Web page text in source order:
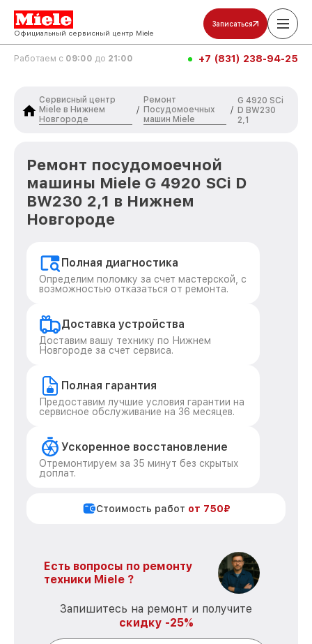
Официальный сервисный центр Miele
Записаться
Работаем с 09:00 до 21:00 +7 (831) 238-94-25
Сервисный центр
Miele в Нижнем
Новгороде
/
Ремонт
Посудомоечных
машин Miele
/
G 4920 SCi
D BW230
2,1
Ремонт посудомоечной
машины Miele G 4920 SCi D
BW230 2,1 в Нижнем
Новгороде
Полная диагностика
Определим поломку за счет мастерской, с
возможностью отказаться от ремонта.
Доставка устройства
Доставим вашу технику по Нижнем
Новгороде за счет сервиса.
Полная гарантия
Предоставим лучшие условия гарантии на
сервисное обслуживание на 36 месяцев.
Ускоренное восстановление
Отремонтируем за 35 минут без скрытых
доплат.
Стоимость работ от 750₽
Есть вопросы по ремонту
техники Miele ?
Запишитесь на ремонт и получите
скидку -25%